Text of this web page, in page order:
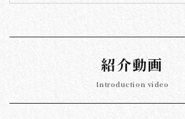
紹介動画
Introduction video